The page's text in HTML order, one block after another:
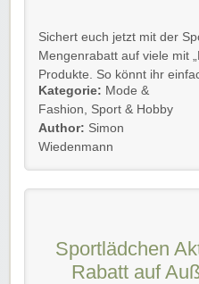
Sichert euch jetzt mit der
Mengenrabatt auf viele mit
Produkte. So könnt ihr
des gleichen Produkts
Gültig für Neu- und
Viel Spaß beim Stöbern
Kategorie: Mode &
Fashion
Sport & Hobby
Author: Simon
Wiedenmann
Sportlädchen
Rabatt auf